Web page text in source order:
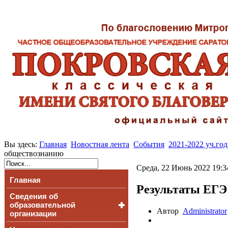
Вы здесь: Главная Новостная лента События 2021-2022 уч.год
обществознанию
Главная
Сведения об
образовательной
организации
Среда, 22 Июнь 2022
Результаты
Автор Administrator